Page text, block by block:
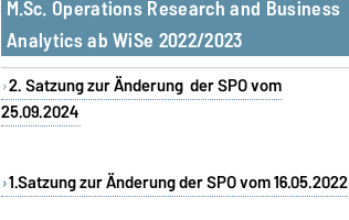
M.Sc. Operations Research and Business
Analytics ab WiSe 2022/2023
2. Satzung zur Änderung der SPO vom
25.09.2024
1.Satzung zur Änderung der SPO vom 16.05.2022